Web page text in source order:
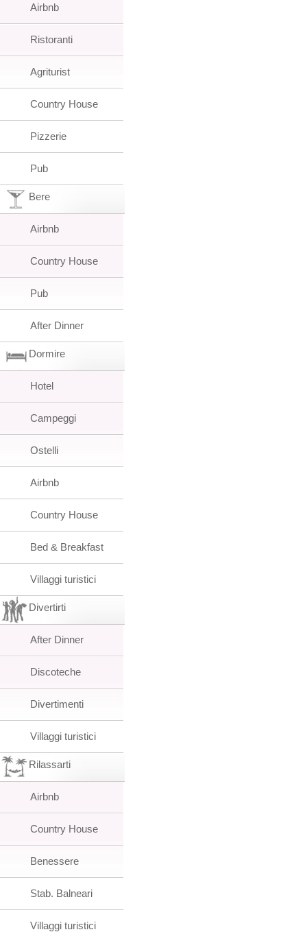
Airbnb
Ristoranti
Agriturist
Country House
Pizzerie
Pub
Bere
Airbnb
Country House
Pub
After Dinner
Dormire
Hotel
Campeggi
Ostelli
Airbnb
Country House
Bed & Breakfast
Villaggi turistici
Divertirti
After Dinner
Discoteche
Divertimenti
Villaggi turistici
Rilassarti
Airbnb
Country House
Benessere
Stab. Balneari
Villaggi turistici